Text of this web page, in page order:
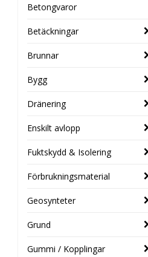
Betongvaror
Betäckningar
Brunnar
Bygg
Dränering
Enskilt avlopp
Fuktskydd & Isolering
Förbrukningsmaterial
Geosynteter
Grund
Gummi / Kopplingar